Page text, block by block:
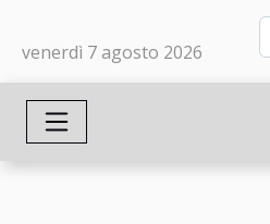
venerdì 7 agosto 2026